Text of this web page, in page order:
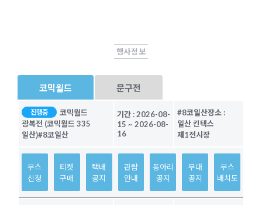
행사정보
코믹월드 문구전
진행중
코믹월드
광복전 (코믹월드 335
일산)#8코일산
기간 :2026-08-
15 ~ 2026-08-
16
#8코일산장소 :
일산 킨텍스
제1전시장
부스
신청
티켓
구매
택배
공지
관람
안내
동아리
공지
무대
공지
부스
배치도